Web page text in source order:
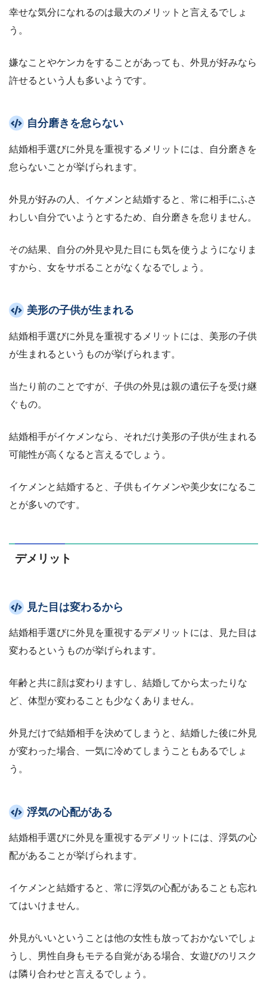
幸せな気分になれるのは最大のメリットと言えるでしょ
う。
嫌なことやケンカをすることがあっても、外見が好みなら
許せるという人も多いようです。
自分磨きを怠らない
結婚相手選びに外見を重視するメリットには、自分磨きを
怠らないことが挙げられます。
外見が好みの人、イケメンと結婚すると、常に相手にふさ
わしい自分でいようとするため、自分磨きを怠りません。
その結果、自分の外見や見た目にも気を使うようになりま
すから、女をサボることがなくなるでしょう。
美形の子供が生まれる
結婚相手選びに外見を重視するメリットには、美形の子供
が生まれるというものが挙げられます。
当たり前のことですが、子供の外見は親の遺伝子を受け継
ぐもの。
結婚相手がイケメンなら、それだけ美形の子供が生まれる
可能性が高くなると言えるでしょう。
イケメンと結婚すると、子供もイケメンや美少女になるこ
とが多いのです。
デメリット
見た目は変わるから
結婚相手選びに外見を重視するデメリットには、見た目は
変わるというものが挙げられます。
年齢と共に顔は変わりますし、結婚してから太ったりな
ど、体型が変わることも少なくありません。
外見だけで結婚相手を決めてしまうと、結婚した後に外見
が変わった場合、一気に冷めてしまうこともあるでしょ
う。
浮気の心配がある
結婚相手選びに外見を重視するデメリットには、浮気の心
配があることが挙げられます。
イケメンと結婚すると、常に浮気の心配があることも忘れ
てはいけません。
外見がいいということは他の女性も放っておかないでしょ
うし、男性自身もモテる自覚がある場合、女遊びのリスク
は隣り合わせと言えるでしょう。